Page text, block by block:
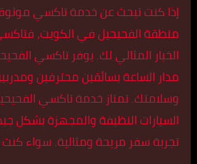
إذا كنت تبحث عن خدمة تاكسي
منطقة الفحيحيل في الكويت،
الخيار المثالي لك. يوفر تاكسي
مدار الساعة بسائقين محترفين
وسلامتك. تمتاز خدمة تاكسي
السيارات النظيفة والمجهزة بشكل
تجربة سفر مريحة ومثالية. سواء